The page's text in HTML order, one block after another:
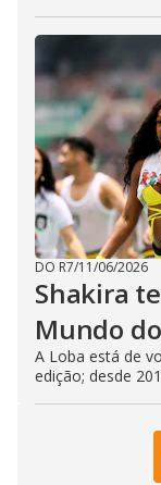
DO R7/11/06/2026
Shakira
Mundo
A Loba está de
edição; desde